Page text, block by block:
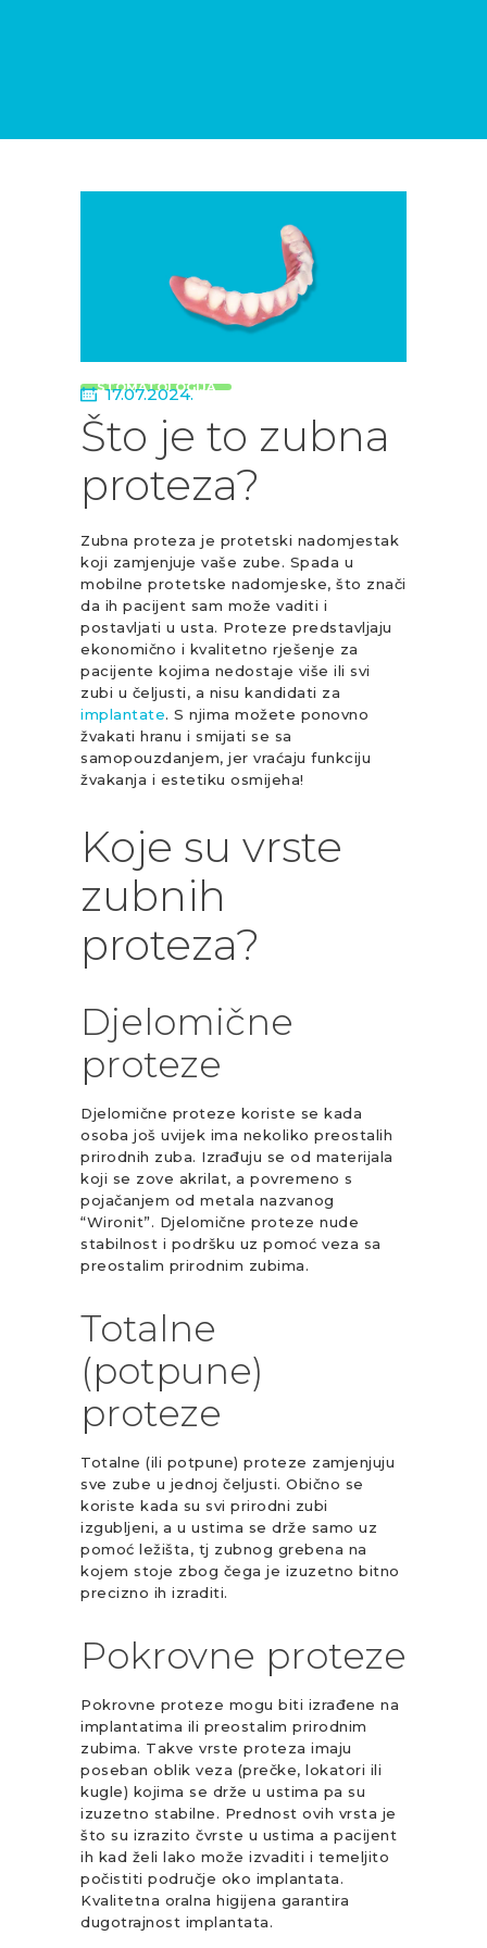
KONTAKT
STOMATOLOGIJA
17.07.2024.
Što je to zubna
proteza?
Zubna proteza je protetski nadomjestak
koji zamjenjuje vaše zube. Spada u
mobilne protetske nadomjeske, što znači
da ih pacijent sam može vaditi i
postavljati u usta. Proteze predstavljaju
ekonomično i kvalitetno rješenje za
pacijente kojima nedostaje više ili svi
zubi u čeljusti, a nisu kandidati za
implantate. S njima možete ponovno
žvakati hranu i smijati se sa
samopouzdanjem, jer vraćaju funkciju
žvakanja i estetiku osmijeha!
Koje su vrste
zubnih
proteza?
Djelomične
proteze
Djelomične proteze koriste se kada
osoba još uvijek ima nekoliko preostalih
prirodnih zuba. Izrađuju se od materijala
koji se zove akrilat, a povremeno s
pojačanjem od metala nazvanog
“Wironit”. Djelomične proteze nude
stabilnost i podršku uz pomoć veza sa
preostalim prirodnim zubima.
Totalne
(potpune)
proteze
Totalne (ili potpune) proteze zamjenjuju
sve zube u jednoj čeljusti. Obično se
koriste kada su svi prirodni zubi
izgubljeni, a u ustima se drže samo uz
pomoć ležišta, tj zubnog grebena na
kojem stoje zbog čega je izuzetno bitno
precizno ih izraditi.
Pokrovne proteze
Pokrovne proteze mogu biti izrađene na
implantatima ili preostalim prirodnim
zubima. Takve vrste proteza imaju
poseban oblik veza (prečke, lokatori ili
kugle) kojima se drže u ustima pa su
izuzetno stabilne. Prednost ovih vrsta je
što su izrazito čvrste u ustima a pacijent
ih kad želi lako može izvaditi i temeljito
počistiti područje oko implantata.
Kvalitetna oralna higijena garantira
dugotrajnost implantata.